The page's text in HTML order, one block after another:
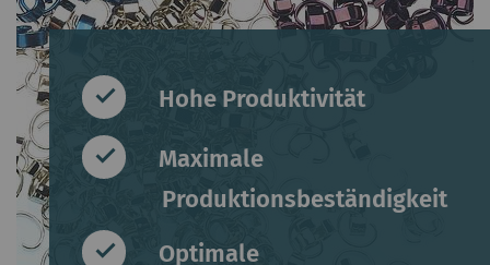
Hohe Produktivität
Maximale
Produktionsbeständigkeit
Optimale